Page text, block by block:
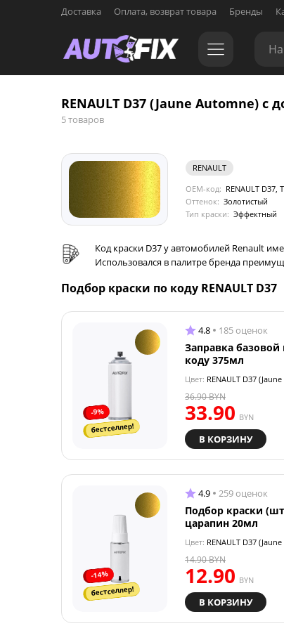
Доставка Оплата, возврат товара Бренды
RENAULT D37 (Jaune Automne) с
5 товаров
RENAULT
OEM-код: RENAULT D37,
Оттенок: Золотистый
Тип краски: Эффектный
Код краски D37 у автомобилей Renault
Использовался в палитре бренда
Подбор краски по коду RENAULT D37
-9%
бестселлер!
4.8 185 оценок
Заправка базовой
коду 375мл
Цвет: RENAULT D37
33.90 BYN
36.90BYN
В КОРЗИНУ
-14%
бестселлер!
4.9 259 оценок
Подбор краски
царапин 20мл
Цвет: RENAULT D37
12.90 BYN
14.90BYN
В КОРЗИНУ